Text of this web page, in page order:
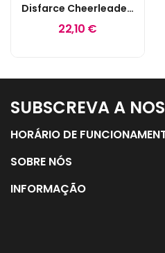
Disfarce Cheerleader Zombie 11-13 Anos
22,10 €
SUBSCREVA A
HORÁRIO DE
SOBRE NÓS
INFORMAÇÃO